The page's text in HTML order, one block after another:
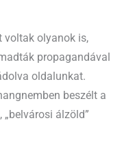
voltak olyanok is,
propagandával
oldalunkat.
beszélt a
„belvárosi álzöld”